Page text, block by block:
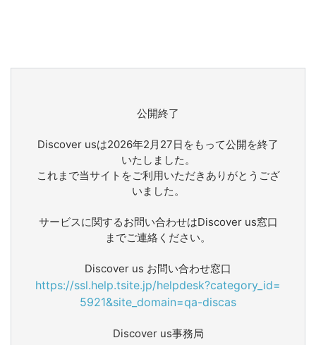
公開終了
Discover usは2026年2月27日をもって公開を終了
いたしました。
これまで当サイトをご利用いただきありがとうござ
いました。
サービスに関するお問い合わせはDiscover us窓口
までご連絡ください。
Discover us お問い合わせ窓口
https://ssl.help.tsite.jp/helpdesk?category_id=
5921&site_domain=qa-discas
Discover us事務局